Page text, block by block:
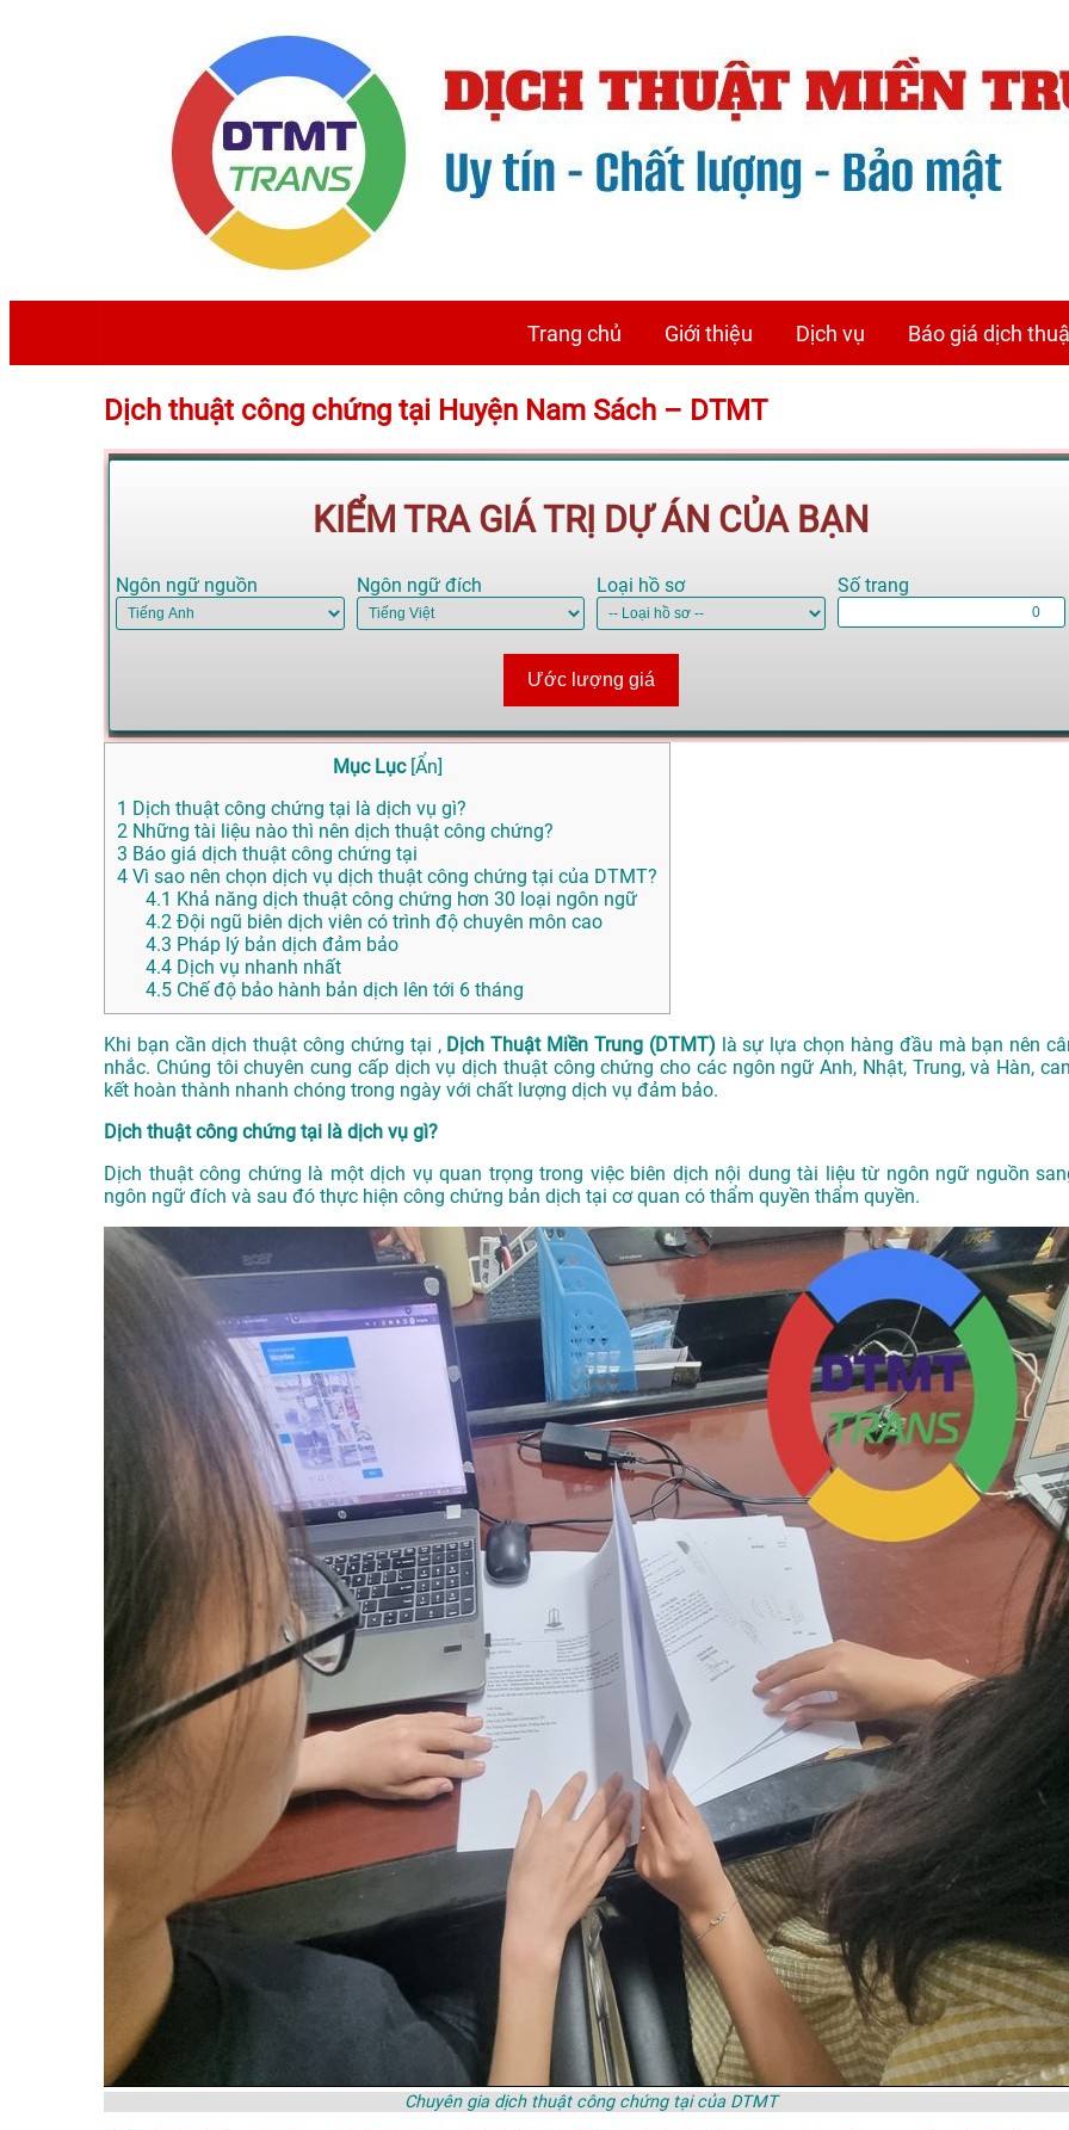
Trang chủ Giới thiệu Dịch vụ Báo giá dịch
Dịch thuật công chứng tại Huyện Nam Sách – DTMT
KIỂM TRA GIÁ TRỊ DỰ ÁN CỦA BẠN
Ngôn ngữ nguồn Ngôn ngữ đích Loại hồ sơ Số trang
Ước lượng giá
Mục Lục [Ẩn]
1 Dịch thuật công chứng tại là dịch vụ gì?
2 Những tài liệu nào thì nên dịch thuật công chứng?
3 Báo giá dịch thuật công chứng tại
4 Vì sao nên chọn dịch vụ dịch thuật công chứng tại của DTMT?
4.1 Khả năng dịch thuật công chứng hơn 30 loại ngôn ngữ
4.2 Đội ngũ biên dịch viên có trình độ chuyên môn cao
4.3 Pháp lý bản dịch đảm bảo
4.4 Dịch vụ nhanh nhất
4.5 Chế độ bảo hành bản dịch lên tới 6 tháng
Khi bạn cần dịch thuật công chứng tại , Dịch Thuật Miền Trung (DTMT) là sự lựa chọn hàng đầu mà bạn nên
nhắc. Chúng tôi chuyên cung cấp dịch vụ dịch thuật công chứng cho các ngôn ngữ Anh, Nhật, Trung, và Hàn,
kết hoàn thành nhanh chóng trong ngày với chất lượng dịch vụ đảm bảo.
Dịch thuật công chứng tại là dịch vụ gì?
Dịch thuật công chứng là một dịch vụ quan trọng trong việc biên dịch nội dung tài liệu từ ngôn ngữ nguồn
ngôn ngữ đích và sau đó thực hiện công chứng bản dịch tại cơ quan có thẩm quyền thẩm quyền.
Chuyên gia dịch thuật công chứng tại của DTMT